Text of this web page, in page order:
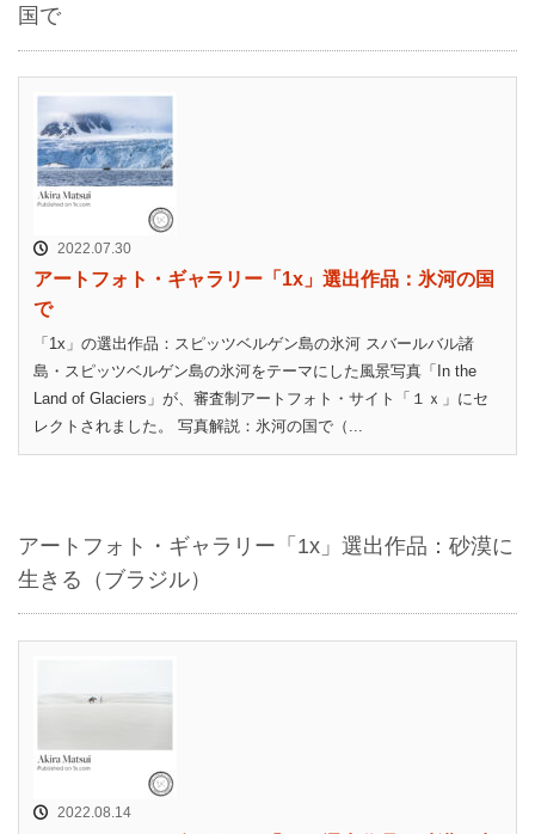
国で
2022.07.30
アートフォト・ギャラリー「1x」選出作品：氷河の国
で
「1x」の選出作品：スピッツベルゲン島の氷河 スバールバル諸
島・スピッツベルゲン島の氷河をテーマにした風景写真「In the
Land of Glaciers」が、審査制アートフォト・サイト「１ｘ」にセ
レクトされました。 写真解説：氷河の国で（...
アートフォト・ギャラリー「1x」選出作品：砂漠に
生きる（ブラジル）
2022.08.14